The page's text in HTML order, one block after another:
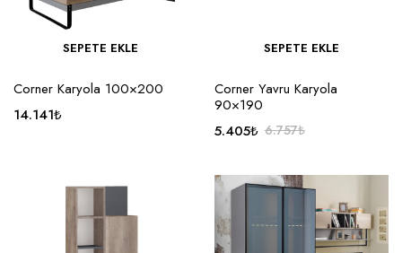
SEPETE EKLE
Corner Karyola 100×200
14.141₺
SEPETE EKLE
Corner Yavru Karyola
90×190
6.757₺
6.757₺.
5.405₺
fiyat:
5.405₺.